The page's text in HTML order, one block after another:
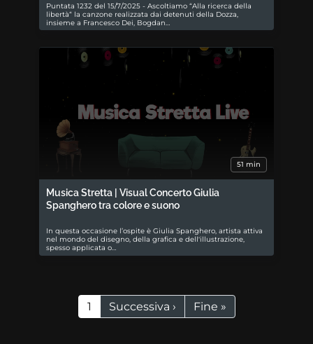
Puntata 1232 del 15/7/2025 - Ascoltiamo “Alla ricerca della
libertà“ la canzone realizzata dai detenuti della Dozza,
insieme a Francesco Dei, Bogdan…
51 min
Musica Stretta | Visual Concerto Giulia
Spanghero tra colore e suono
In questa occasione l’ospite è Giulia Spanghero, artista attiva
nel mondo del disegno, della grafica e dell'illustrazione,
spesso applicata o…
Paginazione
Pagina attuale
1 Pagina successiva
Successiva › Ultima pagina
Fine »